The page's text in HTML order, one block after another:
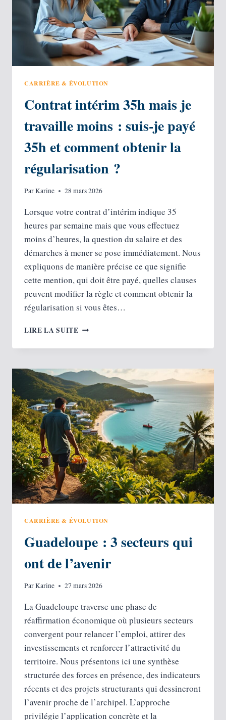
CARRIÈRE & ÉVOLUTION
Contrat intérim 35h mais je
travaille moins : suis-je payé
35h et comment obtenir la
régularisation ?
ParKarine 28 mars 2026
Lorsque votre contrat d’intérim indique 35
heures par semaine mais que vous effectuez
moins d’heures, la question du salaire et des
démarches à mener se pose immédiatement. Nous
expliquons de manière précise ce que signifie
cette mention, qui doit être payé, quelles clauses
peuvent modifier la règle et comment obtenir la
régularisation si vous êtes…
LIRE LA SUITE CONTRAT
35H
JE
TRAVAILLE
MOINS :
SUIS-
JE
PAYÉ
35H
ET
COMMENT
OBTENIR
LA
RÉGULARISATION ?
CARRIÈRE & ÉVOLUTION
Guadeloupe : 3 secteurs qui
ont de l’avenir
ParKarine 27 mars 2026
La Guadeloupe traverse une phase de
réaffirmation économique où plusieurs secteurs
convergent pour relancer l’emploi, attirer des
investissements et renforcer l’attractivité du
territoire. Nous présentons ici une synthèse
structurée des forces en présence, des indicateurs
récents et des projets structurants qui dessineront
l’avenir proche de l’archipel. L’approche
privilégie l’application concrète et la